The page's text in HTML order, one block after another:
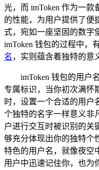
光，而 imToken 作为一
的性能，为用户提供了便
式，宛如一座坚固的数字
imToken 钱包的过程中
名 ，实则蕴含着独特的意
imToken 钱包的用户
专属标识，当你初次满怀
时，设置一个合适的用户
个独特的名字一样意义非
户进行交互时被识别的关
够充分体现出你的独特个
特色的用户名，就像夜空
用户中迅速记住你，也为